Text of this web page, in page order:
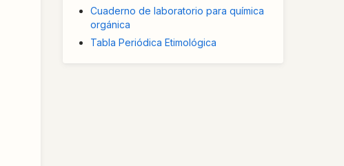
Cuaderno de laboratorio para química
orgánica
Tabla Periódica Etimológica